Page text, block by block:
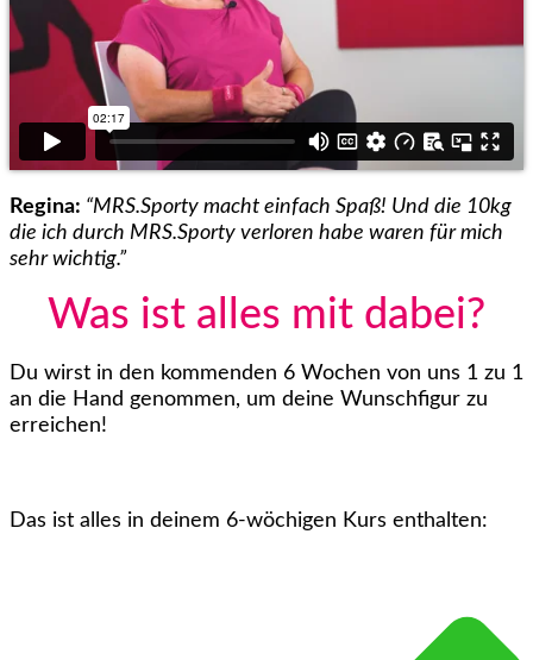
Regina: “MRS.Sporty macht einfach Spaß! Und die 10kg
die ich durch MRS.Sporty verloren habe waren für mich
sehr wichtig.”
Was ist alles mit dabei?
Du wirst in den kommenden 6 Wochen von uns 1 zu 1
an die Hand genommen, um deine Wunschfigur zu
erreichen!
Das ist alles in deinem 6-wöchigen Kurs enthalten: